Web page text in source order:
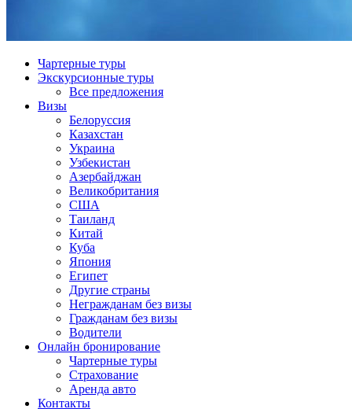
Чартерные туры
Экскурсионные туры
Все предложения
Визы
Белоруссия
Казахстан
Украина
Узбекистан
Азербайджан
Великобритания
США
Таиланд
Китай
Куба
Япония
Египет
Другие страны
Негражданам без визы
Гражданам без визы
Водители
Онлайн бронирование
Чартерные туры
Страхование
Аренда авто
Контакты